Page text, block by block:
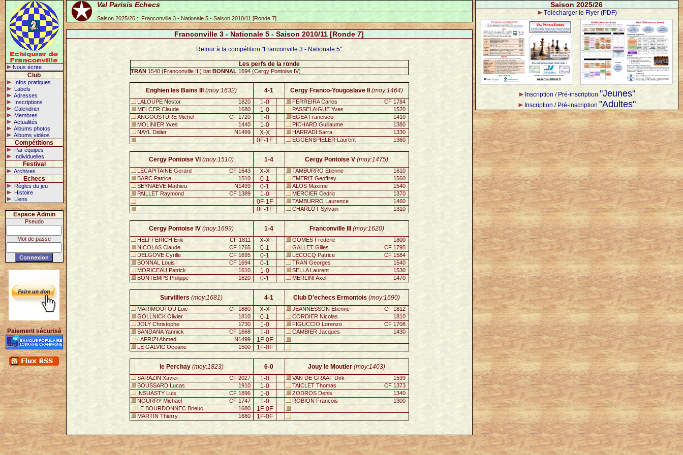
Nous écrire
Club
Infos pratiques
Labels
Adresses
Inscriptions
Calendrier
Membres
Actualités
Albums photos
Albums vidéos
Compétitions
Par équipes
Individuelles
Festival
Archives
Echecs
Règles du jeu
Histoire
Liens
Espace Admin
Pseudo
Mot de passe
Paiement sécurisé
Val Parisis Echecs
Saison 2025/26 :: Franconville 3 - Nationale 5 - Saison 2010/11 [Ronde 7]
Franconville 3 - Nationale 5 - Saison 2010/11 [Ronde 7]
Retour à la compétition "Franconville 3 - Nationale 5"
Les perfs de la ronde
TRAN1540 (Franconville III) bat BONNAL1694 (Cergy Pontoise IV)
Enghien les Bains III (moy:1632) 4-1 Cergy Franco-Yougoslave II (moy:1464)
LALOUPE Nestor 1820 1-0 FERREIRA Carlos
CF 1784
MELCER Claude
1680 1-0 PASSELAIGUE Yves
1520
ANGOUSTURE Michel
CF 1720 1-0 EGEA Francisco
1410
MOLINIER Yves
1440 1-0 PICHARD Guillaume
1380
NAYL Didier
N1499 X-X HARRADI Sarra 1330
0F-1F EGGENSPIELER Laurent 1360
Cergy Pontoise VI (moy:1510) 1-4 Cergy Pontoise V (moy:1475)
LECAPITAINE Gerard CF 1643 X-X TAMBURRO Etienne
1610
BARC Patrice
1510 0-1 EMERIT Geoffrey
1560
SEYNAEVE Mathieu
N1499 0-1 ALOS Maxime
1540
PAILLET Raymond
CF 1389 1-0 MERCIER Cedric 1370
0F-1F TAMBURRO Laurence 1460
0F-1F CHARLOT Sylvain 1310
Cergy Pontoise IV (moy:1699) 1-4 Franconville III (moy:1620)
HELFFERICH Erik CF 1811 X-X GOMES Frederic
1800
NICOLAS Claude
CF 1765 0-1 GALLET Gilles
CF 1795
DELGOVE Cyrille
CF 1695 0-1 LECOCQ Patrice
CF 1584
BONNAL Louis
CF 1694 0-1 TRAN Georges
1540
MORICEAU Patrick
1610 1-0 SELLA Laurent
1530
BONTEMPS Philippe
1620 0-1 MERLINI Axel 1470
Survilliers (moy:1681) 4-1 Club D'echecs Ermontois (moy:1690)
MARIMOUTOU Loic CF 1880 X-X JEANNESSON Etienne
CF 1812
GOLLNICK Olivier
1810 0-1 CORDIER Nicolas
1810
JOLY Christophe
1730 1-0 FIGUCCIO Lorenzo
CF 1708
SANDANA Yannick
CF 1668 1-0 CAMBIER Jacques
1430
LAFRIZI Ahmed
N1499 1F-0F
LE GALVIC Oceane 1500 1F-0F
le Perchay (moy:1823) 6-0 Jouy le Moutier (moy:1403)
SARAZIN Xavier CF 2027 1-0 VAN DE GRAAF Dirk
1599
BOUSSARD Lucas
1910 1-0 TAICLET Thomas
CF 1373
INSUASTY Luis
CF 1896 1-0 ZODROS Denis
1340
NOURRY Michael
CF 1747 1-0 ROBION Francois
1300
LE BOURDONNEC Brieuc
1680 1F-0F
MARTIN Thierry 1680 1F-0F
Saison 2025/26
Télécharger le Flyer (PDF)
Inscription / Pré-inscription "Jeunes"
Inscription / Pré-inscription "Adultes"